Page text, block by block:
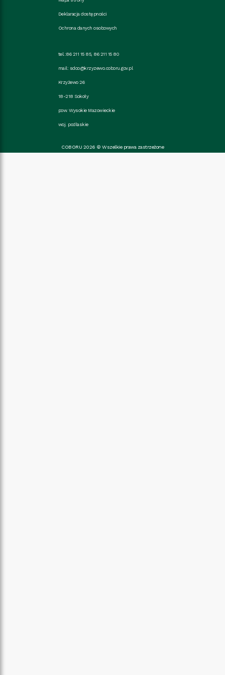
Deklaracja dostępności
Ochrona danych osobowych
tel.:86 211 15 85, 86 211 15 80
mail: sdoo@krzyzewo.coboru.gov.pl
Krzyżewo 26
18-218 Sokoły
pow. Wysokie Mazowieckie
woj. podlaskie
COBORU 2026 © Wszelkie prawa zastrzeżone